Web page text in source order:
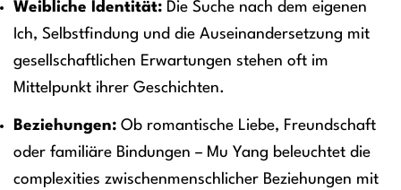
Weibliche Identität: Die Suche nach dem eigenen
Ich, Selbstfindung und die Auseinandersetzung mit
gesellschaftlichen Erwartungen stehen oft im
Mittelpunkt ihrer Geschichten.
Beziehungen: Ob romantische Liebe, Freundschaft
oder familiäre Bindungen – Mu Yang beleuchtet die
complexities zwischenmenschlicher Beziehungen mit